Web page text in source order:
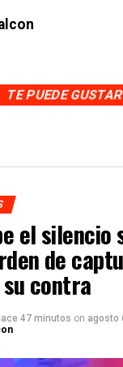
TE PUEDE GUSTAR
el silencio
de
contra
47 minutos on agosto